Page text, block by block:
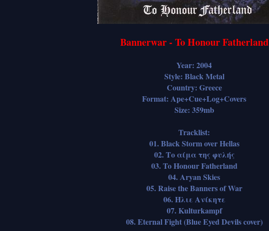
Bannerwar - To Honour Fatherland
Year: 2004
Style: Black Metal
Country: Greece
Format: Ape+Cue+Log+Covers
Size: 359mb
Tracklist:
01. Black Storm over Hellas
02. Το αίμα της φυλής
03. To Honour Fatherland
04. Aryan Skies
05. Raise the Banners of War
06. Ήλιε Ανίκητε
07. Kulturkampf
08. Eternal Fight (Blue Eyed Devils cover)